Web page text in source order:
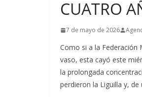
CUATRO
7 de mayo de 2026
Como si a la Federación
vaso, esta cayó este
la prolongada
perdieron la Liguilla y,